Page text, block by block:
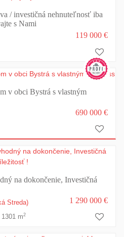
/ investičná nehnuteľnosť iba
s Nami
119 000 €
v obci Bystrá s vlastným
690 000 €
na dokončenie, Investičná
Streda)
1301 m2
1 290 000 €